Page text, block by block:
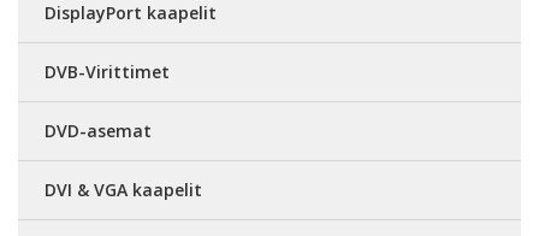
DisplayPort kaapelit
DVB-Virittimet
DVD-asemat
DVI & VGA kaapelit